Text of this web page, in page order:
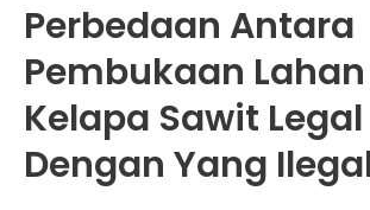
Perbedaan Antara
Pembukaan Lahan
Kelapa Sawit Legal
Dengan Yang